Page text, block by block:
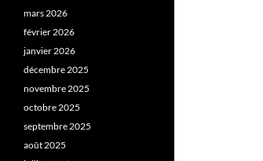
mars 2026
février 2026
janvier 2026
décembre 2025
novembre 2025
octobre 2025
septembre 2025
août 2025